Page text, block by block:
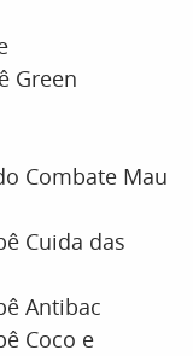
Green
Combate Mau
Cuida das
Antibac
Coco e